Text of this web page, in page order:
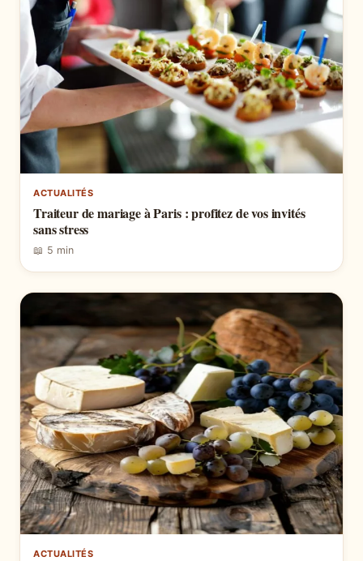
ACTUALITÉS
Traiteur de mariage à Paris : profitez de vos invités
sans stress
📖 5 min
ACTUALITÉS